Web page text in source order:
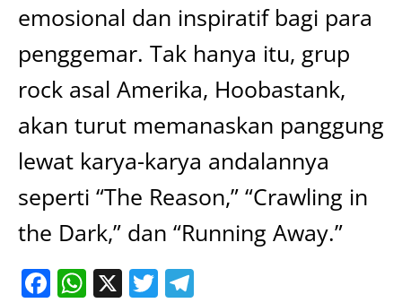
emosional dan inspiratif bagi para
penggemar. Tak hanya itu, grup
rock asal Amerika, Hoobastank,
akan turut memanaskan panggung
lewat karya-karya andalannya
seperti “The Reason,” “Crawling in
the Dark,” dan “Running Away.”
Facebook
WhatsApp
X Twitter